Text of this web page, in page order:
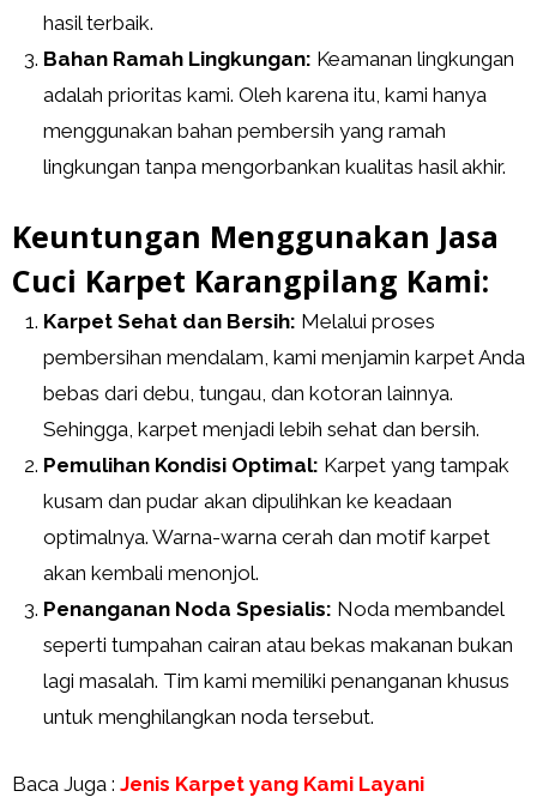
hasil terbaik.
Bahan Ramah Lingkungan: Keamanan lingkungan
adalah prioritas kami. Oleh karena itu, kami hanya
menggunakan bahan pembersih yang ramah
lingkungan tanpa mengorbankan kualitas hasil akhir.
Keuntungan Menggunakan Jasa
Cuci Karpet Karangpilang Kami:
Karpet Sehat dan Bersih: Melalui proses
pembersihan mendalam, kami menjamin karpet Anda
bebas dari debu, tungau, dan kotoran lainnya.
Sehingga, karpet menjadi lebih sehat dan bersih.
Pemulihan Kondisi Optimal: Karpet yang tampak
kusam dan pudar akan dipulihkan ke keadaan
optimalnya. Warna-warna cerah dan motif karpet
akan kembali menonjol.
Penanganan Noda Spesialis: Noda membandel
seperti tumpahan cairan atau bekas makanan bukan
lagi masalah. Tim kami memiliki penanganan khusus
untuk menghilangkan noda tersebut.
Baca Juga : Jenis Karpet yang Kami Layani